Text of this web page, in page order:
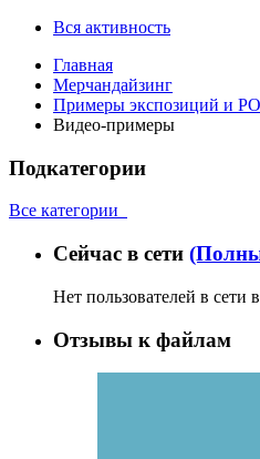
Вся активность
Главная
Мерчандайзинг
Примеры экспозиций и
Видео-примеры
Подкатегории
Все категории
Сейчас в сети
Нет пользователей в сети
Отзывы к файлам